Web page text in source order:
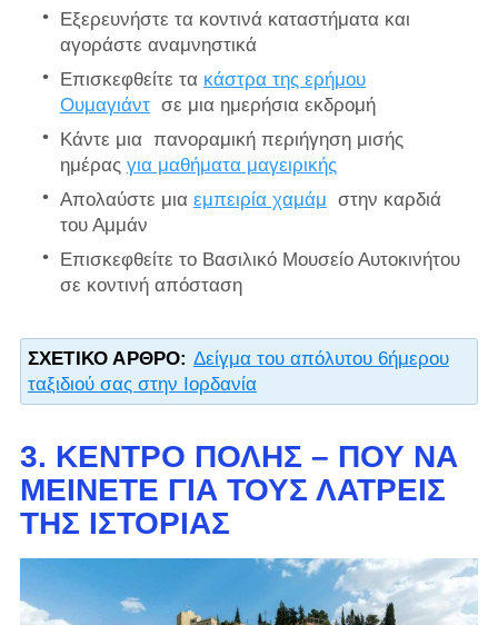
Εξερευνήστε τα κοντινά καταστήματα και
αγοράστε αναμνηστικά
Επισκεφθείτε τα κάστρα της ερήμου
Ουμαγιάντσε μια ημερήσια εκδρομή
Κάντε μια πανοραμική περιήγηση μισής
ημέρας για μαθήματα μαγειρικής
Απολαύστε μια εμπειρία χαμάμ στην καρδιά
του Αμμάν
Επισκεφθείτε το Βασιλικό Μουσείο Αυτοκινήτου
σε κοντινή απόσταση
ΣΧΕΤΙΚΌ ΆΡΘΡΟ: Δείγμα του απόλυτου 6ήμερου
ταξιδιού σας στην Ιορδανία
3. ΚΈΝΤΡΟ ΠΌΛΗΣ – ΠΟΎ ΝΑ
ΜΕΊΝΕΤΕ ΓΙΑ ΤΟΥΣ ΛΆΤΡΕΙΣ
ΤΗΣ ΙΣΤΟΡΊΑΣ